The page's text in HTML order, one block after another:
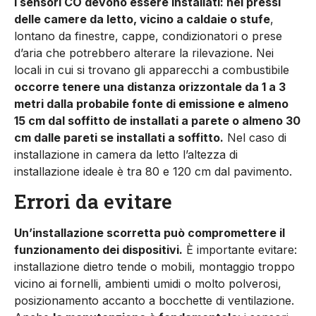
delle camere da letto, vicino a caldaie o stufe,
lontano da finestre, cappe, condizionatori o prese
d’aria che potrebbero alterare la rilevazione. Nei
locali in cui si trovano gli apparecchi a combustibile
occorre tenere una distanza orizzontale da 1 a 3
metri dalla probabile fonte di emissione e almeno
15 cm dal soffitto de installati a parete o almeno 30
cm dalle pareti se installati a soffitto. Nel caso di
installazione in camera da letto l’altezza di
installazione ideale è tra 80 e 120 cm dal pavimento.
Errori da evitare
Un’installazione scorretta può compromettere il
funzionamento dei dispositivi. È importante evitare:
installazione dietro tende o mobili, montaggio troppo
vicino ai fornelli, ambienti umidi o molto polverosi,
posizionamento accanto a bocchette di ventilazione.